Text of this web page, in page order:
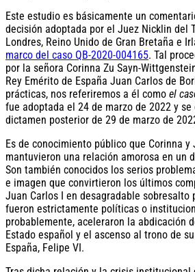
Este estudio es básicamente un
decisión adoptada por el Juez Nicklin del
Londres, Reino Unido de Gran Bretaña e
marco del caso QB-2020-004165. Tal
por la señora Corinna Zu Sayn-
Rey Emérito de España Juan Carlos de
prácticas, nos referiremos a él como el
fue adoptada el 24 de marzo de 2022 y
dictamen posterior de 29 de marzo de
Es de conocimiento público que Corinna y
mantuvieron una relación amorosa en un
Son también conocidos los serios
e imagen que convirtieron los últimos
Juan Carlos I en desagradable sobresalto
fueron estrictamente políticas o
probablemente, aceleraron la abdicación
Estado español y el ascenso al trono de
España, Felipe VI.